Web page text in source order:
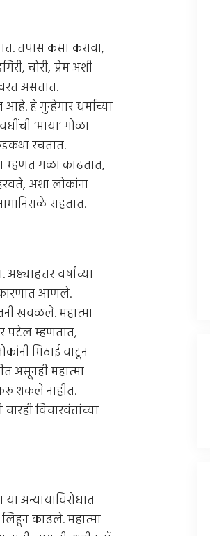
तपास कसा करावा,
चोरी, प्रेम अशी
असतात.
हे गुन्हेगार धर्माच्या
‘माया’ गोळा
रचतात.
म्हणत गळा काढतात,
अशा लोकांना
राहतात.
वर्षांच्या
आणले.
खवळले. महात्मा
पटेल म्हणतात,
मिठाई वाटून
असूनही महात्मा
करू शकले नाहीत.
विचारवंतांच्या
अन्यायाविरोधात
काढले. महात्मा